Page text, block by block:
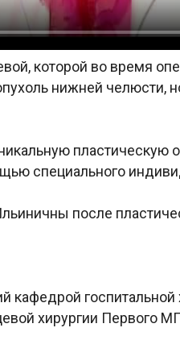
которой во время
нижней челюсти,
пластическую
специального
после
госпитальной
хирургии Первого